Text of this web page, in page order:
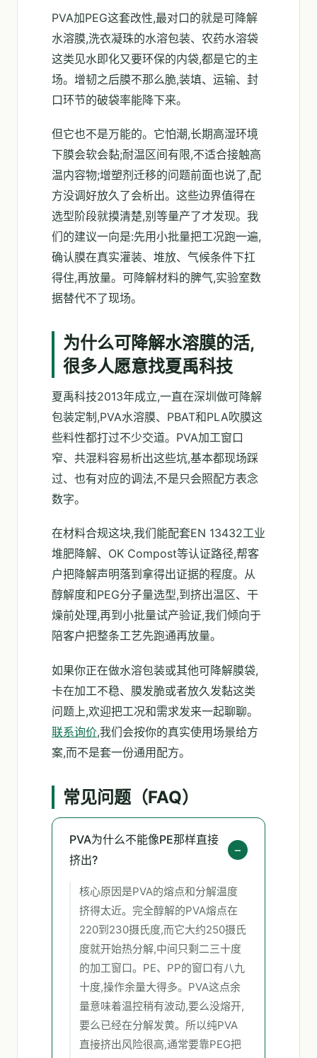
PVA加PEG这套改性,最对口的就是可降解
水溶膜,洗衣凝珠的水溶包装、农药水溶袋
这类见水即化又要环保的内袋,都是它的主
场。增韧之后膜不那么脆,装填、运输、封
口环节的破袋率能降下来。
但它也不是万能的。它怕潮,长期高湿环境
下膜会软会黏;耐温区间有限,不适合接触高
温内容物;增塑剂迁移的问题前面也说了,配
方没调好放久了会析出。这些边界值得在
选型阶段就摸清楚,别等量产了才发现。我
们的建议一向是:先用小批量把工况跑一遍,
确认膜在真实灌装、堆放、气候条件下扛
得住,再放量。可降解材料的脾气,实验室数
据替代不了现场。
为什么可降解水溶膜的活,
很多人愿意找夏禹科技
夏禹科技2013年成立,一直在深圳做可降解
包装定制,PVA水溶膜、PBAT和PLA吹膜这
些料性都打过不少交道。PVA加工窗口
窄、共混料容易析出这些坑,基本都现场踩
过、也有对应的调法,不是只会照配方表念
数字。
在材料合规这块,我们能配套EN 13432工业
堆肥降解、OK Compost等认证路径,帮客
户把降解声明落到拿得出证据的程度。从
醇解度和PEG分子量选型,到挤出温区、干
燥前处理,再到小批量试产验证,我们倾向于
陪客户把整条工艺先跑通再放量。
如果你正在做水溶包装或其他可降解膜袋,
卡在加工不稳、膜发脆或者放久发黏这类
问题上,欢迎把工况和需求发来一起聊聊。
联系询价,我们会按你的真实使用场景给方
案,而不是套一份通用配方。
常见问题（FAQ）
PVA为什么不能像PE那样直接
挤出?
核心原因是PVA的熔点和分解温度
挤得太近。完全醇解的PVA熔点在
220到230摄氏度,而它大约250摄氏
度就开始热分解,中间只剩二三十度
的加工窗口。PE、PP的窗口有八九
十度,操作余量大得多。PVA这点余
量意味着温控稍有波动,要么没熔开,
要么已经在分解发黄。所以纯PVA
直接挤出风险很高,通常要靠PEG把